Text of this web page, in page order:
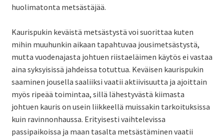
SV
EN
huolimatonta metsästäjää.
Kaurispukin keväistä metsästystä voi suorittaa kuten
mihin muuhunkin aikaan tapahtuvaa jousimetsästystä,
mutta vuodenajasta johtuen riistaeläimen käytös ei vastaa
aina syksyisissä jahdeissa totuttua. Keväisen kaurispukin
saaminen jousella saaliiksi vaatii aktiivisuutta ja ajoittain
myös ripeää toimintaa, sillä lähestyvästä kiimasta
johtuen kauris on usein liikkeellä muissakin tarkoituksissa
kuin ravinnonhaussa. Erityisesti vaihtelevissa
passipaikoissa ja maan tasalta metsästäminen vaatii